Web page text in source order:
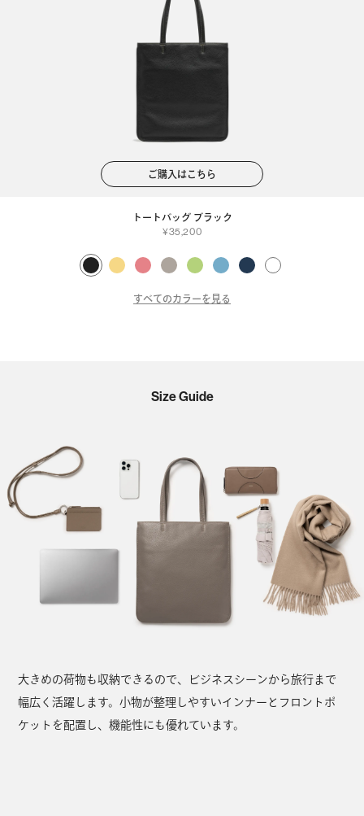
トートバッグ ブラック
35,200
ご購入はこちら
すべてのカラーを見る
Size Guide
大きめの荷物も収納できるので、ビジネスシーンから旅行まで
幅広く活躍します。小物が整理しやすいインナーとフロントポ
ケットを配置し、機能性にも優れています。